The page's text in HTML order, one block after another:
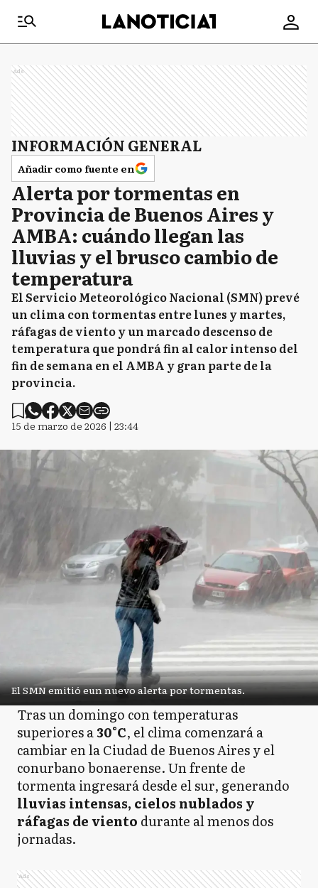
Ads
INFORMACIÓN GENERAL
Añadir como fuente en
Alerta por tormentas en
Provincia de Buenos Aires y
AMBA: cuándo llegan las
lluvias y el brusco cambio de
temperatura
El Servicio Meteorológico Nacional (SMN) prevé
un clima con tormentas entre lunes y martes,
ráfagas de viento y un marcado descenso de
temperatura que pondrá fin al calor intenso del
fin de semana en el AMBA y gran parte de la
provincia.
15 de marzo de 2026 | 23:44
El SMN emitió eun nuevo alerta por tormentas.
Tras un domingo con temperaturas
superiores a30°C, el clima comenzará a
cambiar en la Ciudad de Buenos Aires y el
conurbano bonaerense. Un frente de
tormenta ingresará desde el sur, generando
lluvias intensas, cielos nublados y
ráfagas de viento durante al menos dos
jornadas.
Ads